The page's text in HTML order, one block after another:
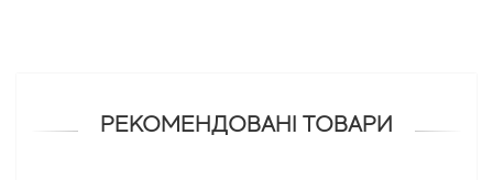
РЕКОМЕНДОВАНІ ТОВАРИ
Armand Basi